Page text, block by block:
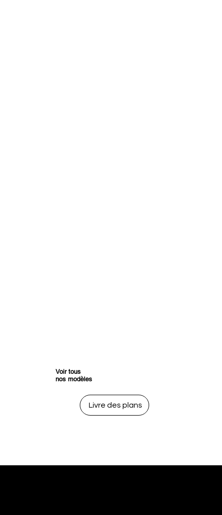
Livre des plans
Voir tous
nos modèles